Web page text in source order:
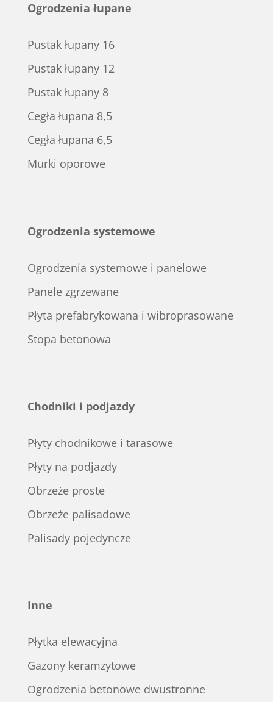
Ogrodzenia łupane
Pustak łupany 16
Pustak łupany 12
Pustak łupany 8
Cegła łupana 8,5
Cegła łupana 6,5
Murki oporowe
Ogrodzenia systemowe
Ogrodzenia systemowe i panelowe
Panele zgrzewane
Płyta prefabrykowana i wibroprasowane
Stopa betonowa
Chodniki i podjazdy
Płyty chodnikowe i tarasowe
Płyty na podjazdy
Obrzeże proste
Obrzeże palisadowe
Palisady pojedyncze
Inne
Płytka elewacyjna
Gazony keramzytowe
Ogrodzenia betonowe dwustronne